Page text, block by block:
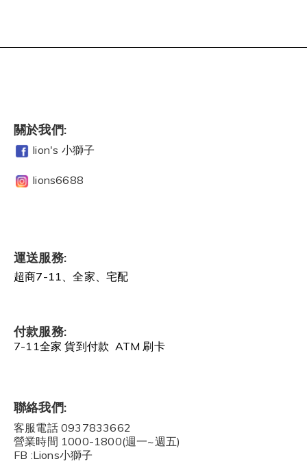
關於我們:
lion's 小獅子
lions6688
運送服務:
超商7-11、全家、宅配
付款服務:
7-11全家 貨到付款 ATM 刷卡
聯絡我們:
客服電話 0937833662
營業時間 1000-1800(週一~週五)
FB :Lions小獅子